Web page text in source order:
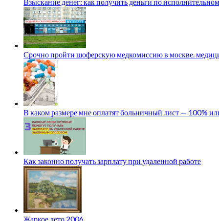
Срочно пройти шоферскую медкомиссию в москве.
В каком размере мне оплатят больничный лист — 100%
Как законно получать зарплату при удаленной работе
Жаркое лето 2006